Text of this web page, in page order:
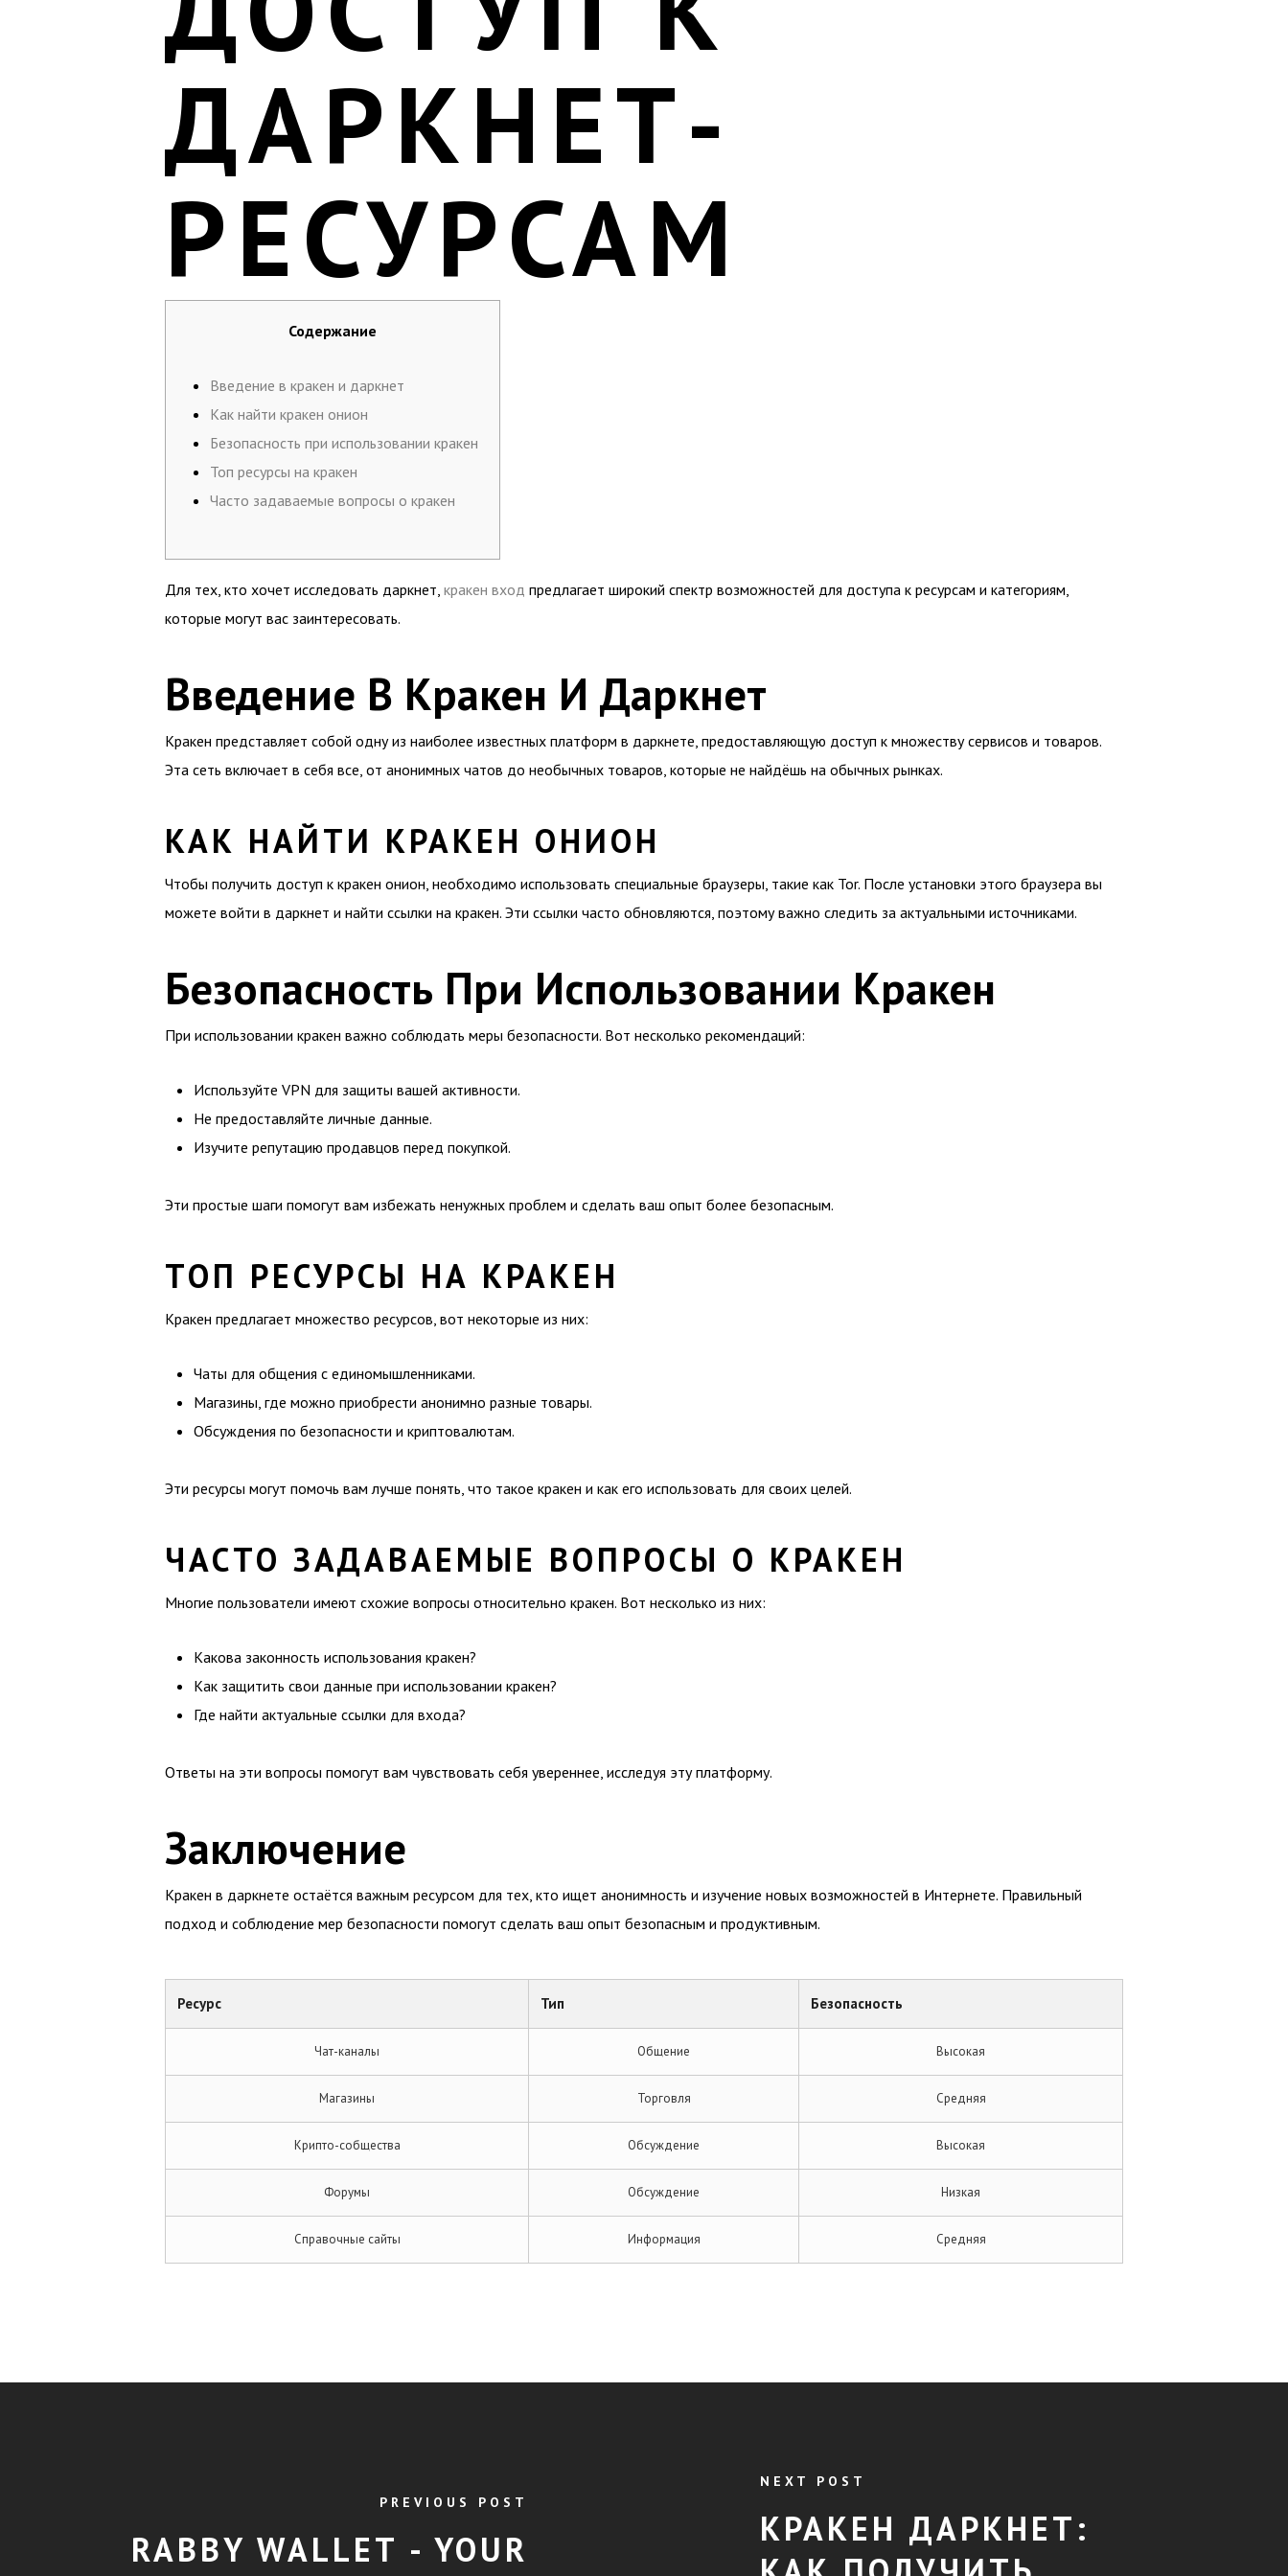
ДАРКНЕТ-
РЕСУРСАМ
Содержание
Введение в кракен и даркнет
Как найти кракен онион
Безопасность при использовании кракен
Топ ресурсы на кракен
Часто задаваемые вопросы о кракен
Для тех, кто хочет исследовать даркнет, кракен вход предлагает широкий спектр возможностей для доступа к ресурсам и категориям,
которые могут вас заинтересовать.
Введение В Кракен И Даркнет
Кракен представляет собой одну из наиболее известных платформ в даркнете, предоставляющую доступ к множеству сервисов и товаров.
Эта сеть включает в себя все, от анонимных чатов до необычных товаров, которые не найдёшь на обычных рынках.
КАК НАЙТИ КРАКЕН ОНИОН
Чтобы получить доступ к кракен онион, необходимо использовать специальные браузеры, такие как Tor. После установки этого браузера вы
можете войти в даркнет и найти ссылки на кракен. Эти ссылки часто обновляются, поэтому важно следить за актуальными источниками.
Безопасность При Использовании Кракен
При использовании кракен важно соблюдать меры безопасности. Вот несколько рекомендаций:
Используйте VPN для защиты вашей активности.
Не предоставляйте личные данные.
Изучите репутацию продавцов перед покупкой.
Эти простые шаги помогут вам избежать ненужных проблем и сделать ваш опыт более безопасным.
ТОП РЕСУРСЫ НА КРАКЕН
Кракен предлагает множество ресурсов, вот некоторые из них:
Чаты для общения с единомышленниками.
Магазины, где можно приобрести анонимно разные товары.
Обсуждения по безопасности и криптовалютам.
Эти ресурсы могут помочь вам лучше понять, что такое кракен и как его использовать для своих целей.
ЧАСТО ЗАДАВАЕМЫЕ ВОПРОСЫ О КРАКЕН
Многие пользователи имеют схожие вопросы относительно кракен. Вот несколько из них:
Какова законность использования кракен?
Как защитить свои данные при использовании кракен?
Где найти актуальные ссылки для входа?
Ответы на эти вопросы помогут вам чувствовать себя увереннее, исследуя эту платформу.
Заключение
Кракен в даркнете остаётся важным ресурсом для тех, кто ищет анонимность и изучение новых возможностей в Интернете. Правильный
подход и соблюдение мер безопасности помогут сделать ваш опыт безопасным и продуктивным.
Ресурс Тип Безопасность
Чат-каналы Общение Высокая
Магазины Торговля Средняя
Крипто-собщества Обсуждение Высокая
Форумы Обсуждение Низкая
Справочные сайты Информация Средняя
PREVIOUS POST
RABBY WALLET - YOUR
NEXT POST
КРАКЕН ДАРКНЕТ: